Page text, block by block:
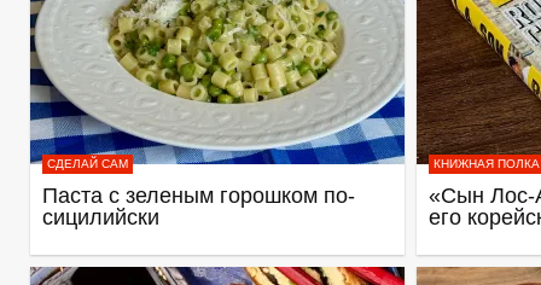
СДЕЛАЙ САМ
Паста с зеленым горошком по-
сицилийски
КНИЖНАЯ ПОЛКА
«Сын Лос-
его